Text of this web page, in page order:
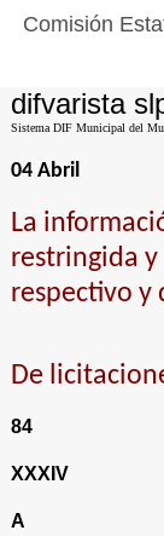
Comisión
difvarista
Sistema DIF Municipal del
04 Abril
La
restringida
respectivo y
De
84
XXXIV
A